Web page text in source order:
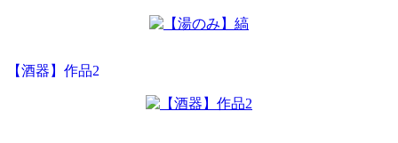
【酒器】作品2